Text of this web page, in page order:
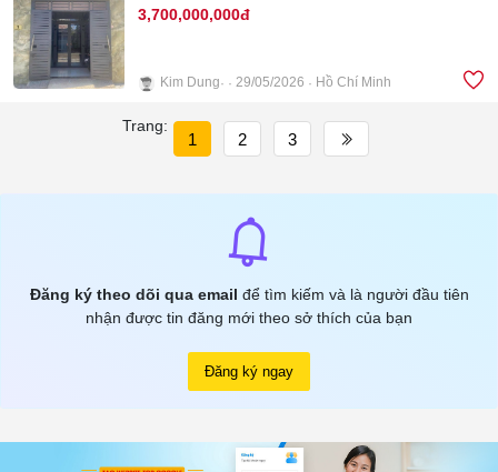
3,700,000,000đ
Kim Dung 29/05/2026 Hồ Chí Minh
Trang:
1 2 3
Đăng ký theo dõi qua email để tìm kiếm và là người đầu tiên
nhận được tin đăng mới theo sở thích của bạn
Đăng ký ngay